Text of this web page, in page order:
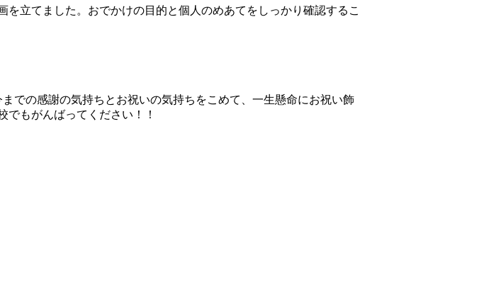
立てました。おでかけの目的と個人のめあてをしっかり確認するこ
での感謝の気持ちとお祝いの気持ちをこめて、一生懸命にお祝い飾
でもがんばってください！！